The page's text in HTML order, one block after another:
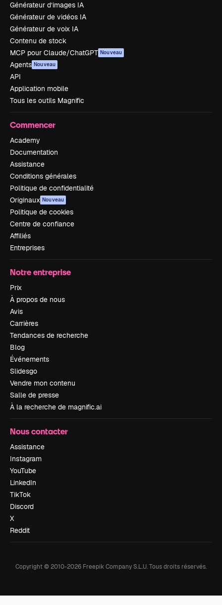
Générateur d’images IA
Générateur de vidéos IA
Générateur de voix IA
Contenu de stock
MCP pour Claude/ChatGPT Nouveau
Agents Nouveau
API
Application mobile
Tous les outils Magnific
Commencer
Academy
Documentation
Assistance
Conditions générales
Politique de confidentialité
Originaux Nouveau
Politique de cookies
Centre de confiance
Affiliés
Entreprises
Notre entreprise
Prix
À propos de nous
Avis
Carrières
Tendances de recherche
Blog
Événements
Slidesgo
Vendre mon contenu
Salle de presse
À la recherche de magnific.ai
Nous contacter
Assistance
Instagram
YouTube
LinkedIn
TikTok
Discord
X
Reddit
Copyright © 2010-2026 Freepik Company S.L.U.Tous droits réservés.